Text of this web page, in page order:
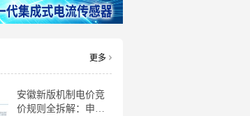
更多
安徽新版机制电价竞
价规则全拆解：申报